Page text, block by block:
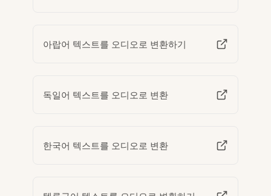
아랍어 텍스트를 오디오로 변환하기
독일어 텍스트를 오디오로 변환
한국어 텍스트를 오디오로 변환